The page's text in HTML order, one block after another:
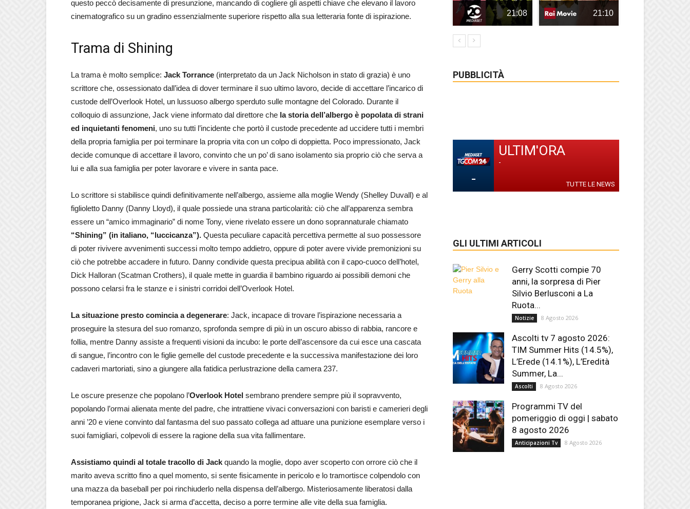
questo peccò decisamente di presunzione, mancando di cogliere gli aspetti chiave che elevano il lavoro
cinematografico su un gradino essenzialmente superiore rispetto alla sua letteraria fonte di ispirazione.
Trama di Shining
La trama è molto semplice: Jack Torrance (interpretato da un Jack Nicholson in stato di grazia) è uno
scrittore che, ossessionato dall’idea di dover terminare il suo ultimo lavoro, decide di accettare l’incarico di
custode dell’Overlook Hotel, un lussuoso albergo sperduto sulle montagne del Colorado. Durante il
colloquio di assunzione, Jack viene informato dal direttore che la storia dell’albergo è popolata di strani
ed inquietanti fenomeni, uno su tutti l’incidente che portò il custode precedente ad uccidere tutti i membri
della propria famiglia per poi terminare la propria vita con un colpo di doppietta. Poco impressionato, Jack
decide comunque di accettare il lavoro, convinto che un po’ di sano isolamento sia proprio ciò che serva a
lui e alla sua famiglia per poter lavorare e vivere in santa pace.
Lo scrittore si stabilisce quindi definitivamente nell’albergo, assieme alla moglie Wendy (Shelley Duvall) e al
figlioletto Danny (Danny Lloyd), il quale possiede una strana particolarità: ciò che all’apparenza sembra
essere un “amico immaginario” di nome Tony, viene rivelato essere un dono soprannaturale chiamato
“Shining” (in italiano, “luccicanza”). Questa peculiare capacità percettiva permette al suo possessore
di poter rivivere avvenimenti successi molto tempo addietro, oppure di poter avere vivide premonizioni su
ciò che potrebbe accadere in futuro. Danny condivide questa precipua abilità con il capo-cuoco dell’hotel,
Dick Halloran (Scatman Crothers), il quale mette in guardia il bambino riguardo ai possibili demoni che
possono celarsi fra le stanze e i sinistri corridoi dell’Overlook Hotel.
La situazione presto comincia a degenerare: Jack, incapace di trovare l’ispirazione necessaria a
proseguire la stesura del suo romanzo, sprofonda sempre di più in un oscuro abisso di rabbia, rancore e
follia, mentre Danny assiste a frequenti visioni da incubo: le porte dell’ascensore da cui esce una cascata
di sangue, l’incontro con le figlie gemelle del custode precedente e la successiva manifestazione dei loro
cadaveri martoriati, sino a giungere alla fatidica perlustrazione della camera 237.
Le oscure presenze che popolano l’Overlook Hotel sembrano prendere sempre più il sopravvento,
popolando l’ormai alienata mente del padre, che intrattiene vivaci conversazioni con baristi e camerieri degli
anni ’20 e viene convinto dal fantasma del suo passato collega ad attuare una punizione esemplare verso i
suoi famigliari, colpevoli di essere la ragione della sua vita fallimentare.
Assistiamo quindi al totale tracollo di Jack quando la moglie, dopo aver scoperto con orrore ciò che il
marito aveva scritto fino a quel momento, si sente fisicamente in pericolo e lo tramortisce colpendolo con
una mazza da baseball per poi rinchiuderlo nella dispensa dell’albergo. Misteriosamente liberatosi dalla
temporanea prigione, Jack si arma d’accetta, deciso a porre termine alle vite della sua famiglia.
21:08 21:10
PUBBLICITÀ
-
ULTIM'ORA
-
TUTTE LE NEWS
GLI ULTIMI ARTICOLI
Gerry Scotti compie 70
anni, la sorpresa di Pier
Silvio Berlusconi a La
Ruota...
Notizie 8 Agosto 2026
Ascolti tv 7 agosto 2026:
TIM Summer Hits (14.5%),
L’Erede (14.1%), L’Eredità
Summer, La...
Ascolti 8 Agosto 2026
Programmi TV del
pomeriggio di oggi | sabato
8 agosto 2026
Anticipazioni Tv 8 Agosto 2026